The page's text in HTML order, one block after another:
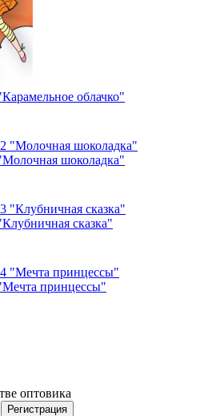
облачко"
шоколадка"
сказка"
принцессы"
оптовика
Регистрация